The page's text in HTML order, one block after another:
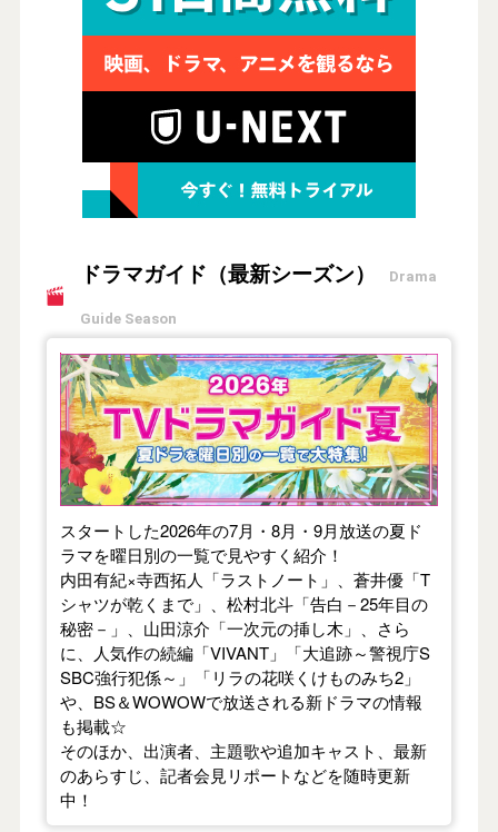
ドラマガイド（最新シーズン） Drama
Guide Season
【2026年夏】TVドラマガイド
スタートした2026年の7月・8月・9月放送の夏ド
ラマを曜日別の一覧で見やすく紹介！
内田有紀×寺西拓人「ラストノート」、蒼井優「T
シャツが乾くまで」、松村北斗「告白－25年目の
秘密－」、山田涼介「一次元の挿し木」、さら
に、人気作の続編「VIVANT」「大追跡～警視庁S
SBC強行犯係～」「リラの花咲くけものみち2」
や、BS＆WOWOWで放送される新ドラマの情報
も掲載☆
そのほか、出演者、主題歌や追加キャスト、最新
のあらすじ、記者会見リポートなどを随時更新
中！